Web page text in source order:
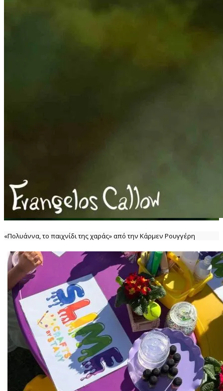
«Πολυάννα, το παιχνίδι της χαράς» από την Κάρμεν Ρουγγέρη